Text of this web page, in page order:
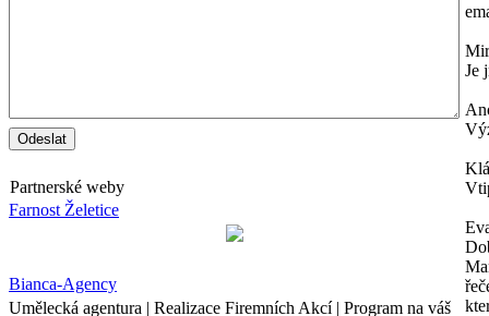
Partnerské weby
Farnost Želetice
Bianca-Agency
Umělecká agentura | Realizace Firemních Akcí | Program na váš
Je